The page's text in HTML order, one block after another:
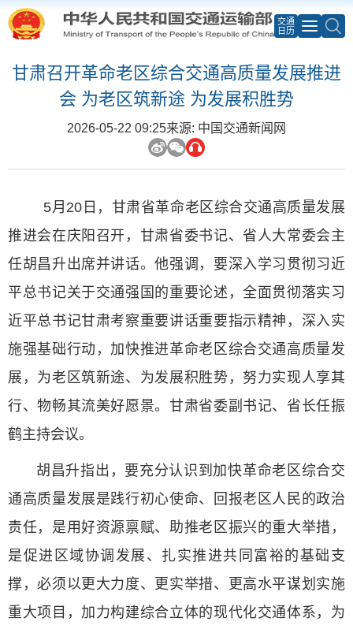
交通
日历
甘肃召开革命老区综合交通高质量发展推进
会 为老区筑新途 为发展积胜势
2026-05-22 09:25来源: 中国交通新闻网
5月20日，甘肃省革命老区综合交通高质量发展
推进会在庆阳召开，甘肃省委书记、省人大常委会主
任胡昌升出席并讲话。他强调，要深入学习贯彻习近
平总书记关于交通强国的重要论述，全面贯彻落实习
近平总书记甘肃考察重要讲话重要指示精神，深入实
施强基础行动，加快推进革命老区综合交通高质量发
展，为老区筑新途、为发展积胜势，努力实现人享其
行、物畅其流美好愿景。甘肃省委副书记、省长任振
鹤主持会议。
胡昌升指出，要充分认识到加快革命老区综合交
通高质量发展是践行初心使命、回报老区人民的政治
责任，是用好资源禀赋、助推老区振兴的重大举措，
是促进区域协调发展、扎实推进共同富裕的基础支
撑，必须以更大力度、更实举措、更高水平谋划实施
重大项目，加力构建综合立体的现代化交通体系，为